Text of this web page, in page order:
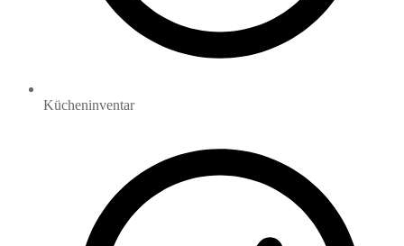
Kücheninventar